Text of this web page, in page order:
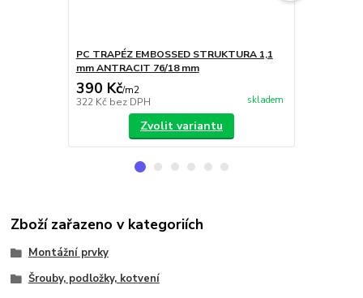
PC TRAPÉZ EMBOSSED STRUKTURA 1,1
mm ANTRACIT 76/18 mm
390 Kč/m2
322 Kč bez DPH skladem
Zvolit variantu
Zboží zařazeno v kategoriích
Montážní prvky
Šrouby, podložky, kotvení